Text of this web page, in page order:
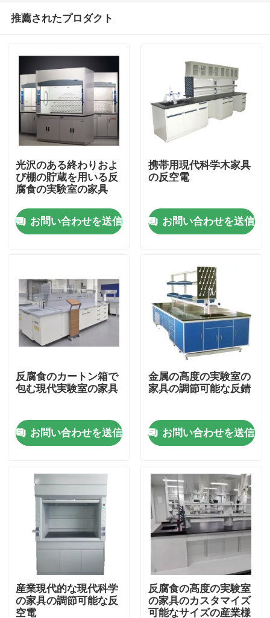
企業情報
接触
製品
現代実験室の家具
実験室の島のベンチ
実験室の壁のベンチ
実験室の発煙のフード
実験室のバランスのベンチ
推薦されたプロダクト
光沢のある終わりおよ
び棚の貯蔵を用いる反
腐食の実験室の家具
お問い合わせを送信
携帯用現代科学木家具
の反空電
お問い合わせを送信
反腐食のカートン箱で
包む現代実験室の家具
お問い合わせを送信
金属の高度の実験室の
家具の調節可能な反錆
お問い合わせを送信
産業現代的な現代科学
の家具の調節可能な反
空電
反腐食の高度の実験室
の家具のカスタマイズ
可能なサイズの産業様